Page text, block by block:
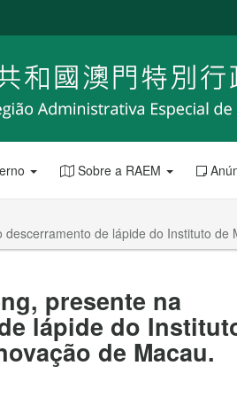
Sobre a RAEM
de lápide do Instituto
presente na
lápide do
de Macau.